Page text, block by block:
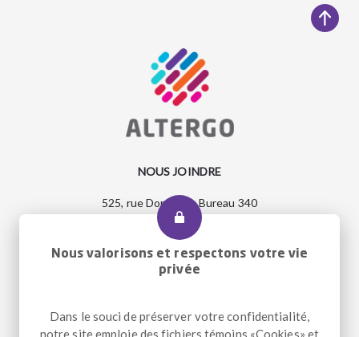
NOUS JOINDRE
525, rue Dominion, Bureau 340
Montréal, Qc H3J 2B4
Entrée accessible et pour le transport adapté : 2290, rue
Workman
Téléphone
+1 514 933-2739
Nous valorisons et respectons votre vie
privée
Dans le souci de préserver votre confidentialité,
notre site emploie des fichiers témoins «Cookies» et